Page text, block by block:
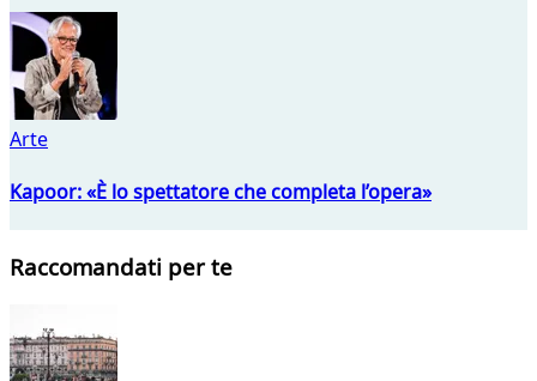
Arte
Kapoor: «È lo spettatore che completa l’opera»
Raccomandati per te